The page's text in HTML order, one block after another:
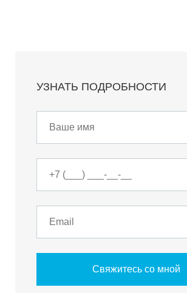
УЗНАТЬ ПОДРОБНОСТИ
Свяжитесь со мной